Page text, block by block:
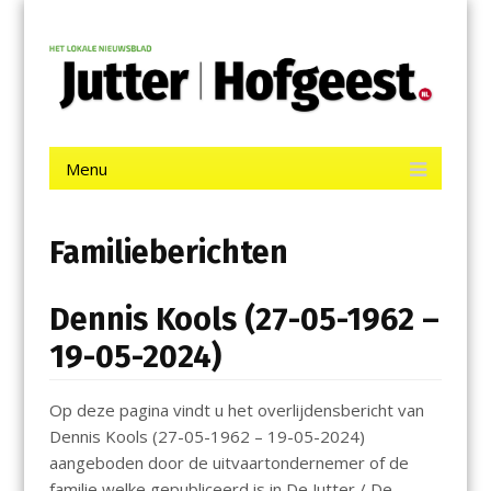
contentJutter | Hofgeest
Menu
Familieberichten
Dennis Kools (27-05-1962 –
19-05-2024)
Op deze pagina vindt u het overlijdensbericht van
Dennis Kools (27-05-1962 – 19-05-2024)
aangeboden door de uitvaartondernemer of de